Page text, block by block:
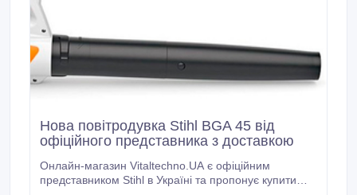
Нова повітродувка Stihl BGA 45 від
офіційного представника з доставкою
Онлайн-магазин Vitaltechno.UA є офіційним
представником Stihl в Україні та пропонує купити